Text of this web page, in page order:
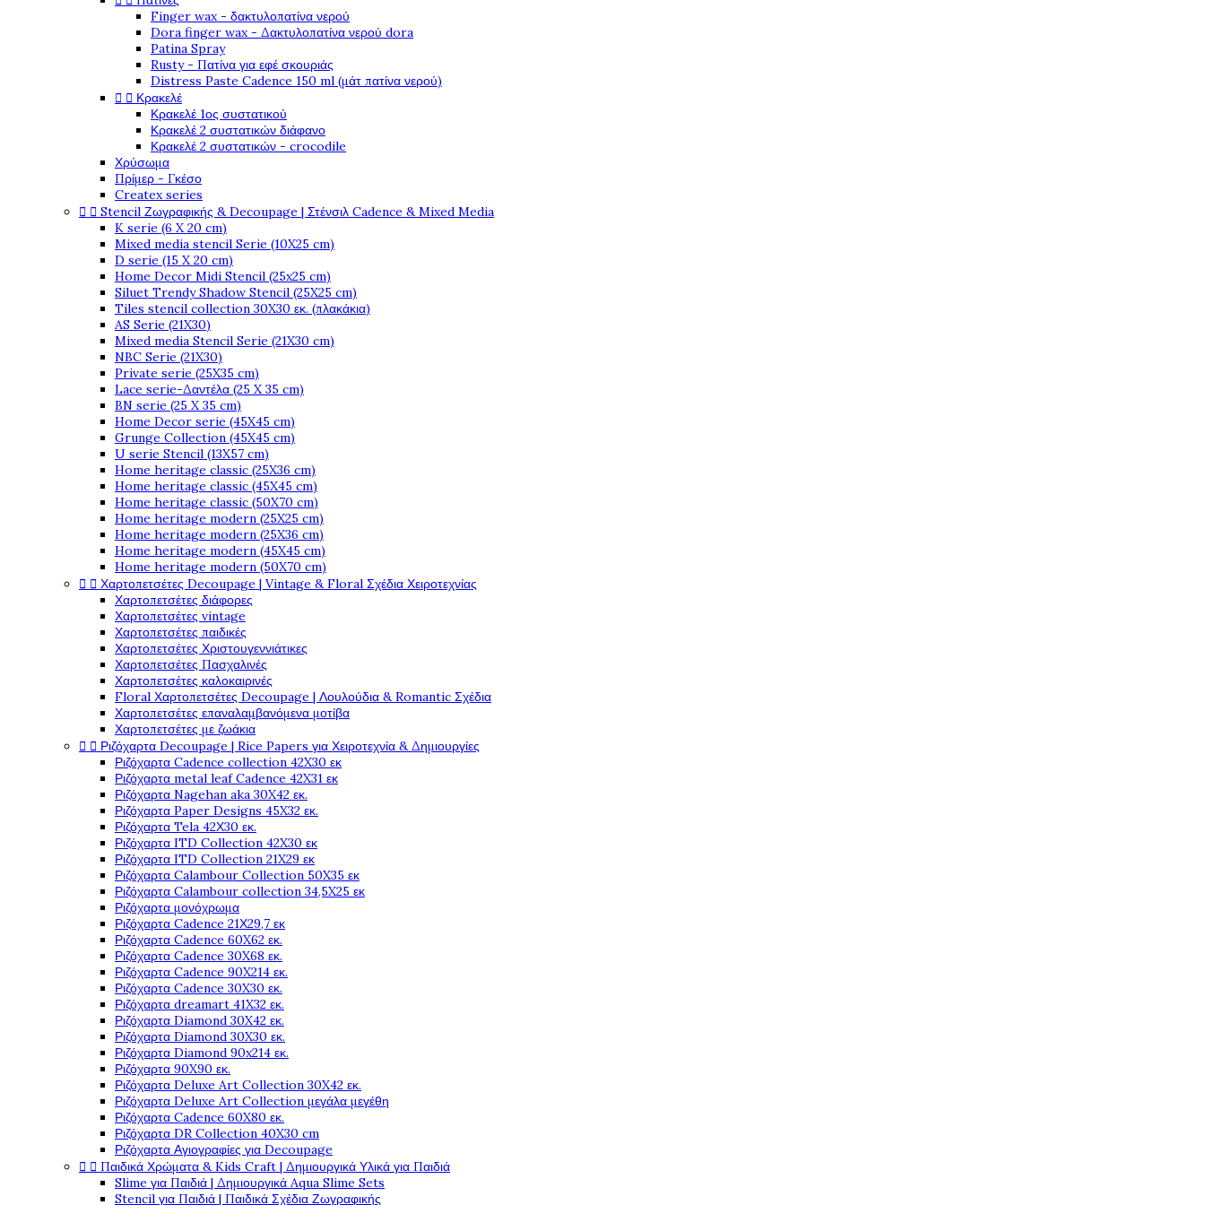
Finger wax - δακτυλοπατίνα νερού
Dora finger wax - Δακτυλοπατίνα νερού dora
Patina Spray
Rusty - Πατίνα για εφέ σκουριάς
Distress Paste Cadence 150 ml (μάτ πατίνα νερού)
  Κρακελέ
Κρακελέ 1ος συστατικού
Κρακελέ 2 συστατικών διάφανο
Κρακελέ 2 συστατικών - crocodile
Χρύσωμα
Πρίμερ - Γκέσο
Createx series
  Stencil Ζωγραφικής & Decoupage | Στένσιλ Cadence & Mixed Media
K serie (6 X 20 cm)
Mixed media stencil Serie (10X25 cm)
D serie (15 X 20 cm)
Home Decor Midi Stencil (25x25 cm)
Siluet Trendy Shadow Stencil (25X25 cm)
Tiles stencil collection 30X30 εκ. (πλακάκια)
AS Serie (21X30)
Mixed media Stencil Serie (21X30 cm)
NBC Serie (21X30)
Private serie (25X35 cm)
Lace serie-Δαντέλα (25 X 35 cm)
BN serie (25 X 35 cm)
Home Decor serie (45X45 cm)
Grunge Collection (45X45 cm)
U serie Stencil (13X57 cm)
Home heritage classic (25X36 cm)
Home heritage classic (45X45 cm)
Home heritage classic (50X70 cm)
Home heritage modern (25X25 cm)
Home heritage modern (25X36 cm)
Home heritage modern (45X45 cm)
Home heritage modern (50X70 cm)
  Χαρτοπετσέτες Decoupage | Vintage & Floral Σχέδια Χειροτεχνίας
Χαρτοπετσέτες διάφορες
Χαρτοπετσέτες vintage
Χαρτοπετσέτες παιδικές
Χαρτοπετσέτες Χριστουγεννιάτικες
Χαρτοπετσέτες Πασχαλινές
Χαρτοπετσέτες καλοκαιρινές
Floral Χαρτοπετσέτες Decoupage | Λουλούδια & Romantic Σχέδια
Χαρτοπετσέτες επαναλαμβανόμενα μοτίβα
Χαρτοπετσέτες με ζωάκια
  Ριζόχαρτα Decoupage | Rice Papers για Χειροτεχνία & Δημιουργίες
Ριζόχαρτα Cadence collection 42X30 εκ
Ριζόχαρτα metal leaf Cadence 42X31 εκ
Ριζόχαρτα Nagehan aka 30X42 εκ.
Ριζόχαρτα Paper Designs 45X32 εκ.
Ριζόχαρτα Tela 42Χ30 εκ.
Ριζόχαρτα ITD Collection 42X30 εκ
Ριζόχαρτα ITD Collection 21X29 εκ
Ριζόχαρτα Calambour Collection 50X35 εκ
Ριζόχαρτα Calambour collection 34,5X25 εκ
Ριζόχαρτα μονόχρωμα
Ριζόχαρτα Cadence 21Χ29,7 εκ
Ριζόχαρτα Cadence 60X62 εκ.
Ριζόχαρτα Cadence 30X68 εκ.
Ριζόχαρτα Cadence 90X214 εκ.
Ριζόχαρτα Cadence 30X30 εκ.
Ριζόχαρτα dreamart 41X32 εκ.
Ριζόχαρτα Diamond 30X42 εκ.
Ριζόχαρτα Diamond 30X30 εκ.
Ριζόχαρτα Diamond 90x214 εκ.
Ριζόχαρτα 90X90 εκ.
Ριζόχαρτα Deluxe Art Collection 30X42 εκ.
Ριζόχαρτα Deluxe Art Collection μεγάλα μεγέθη
Ριζόχαρτα Cadence 60X80 εκ.
Ριζόχαρτα DR Collection 40X30 cm
Ριζόχαρτα Αγιογραφίες για Decoupage
  Παιδικά Χρώματα & Kids Craft | Δημιουργικά Υλικά για Παιδιά
Slime για Παιδιά | Δημιουργικά Aqua Slime Sets
Stencil για Παιδιά | Παιδικά Σχέδια Ζωγραφικής